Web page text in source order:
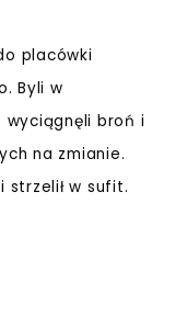
placówki
Byli w
wyciągnęli broń i
na zmianie.
strzelił w sufit.